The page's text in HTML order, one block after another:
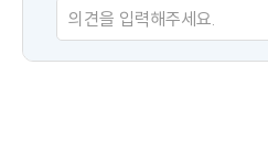
족
도